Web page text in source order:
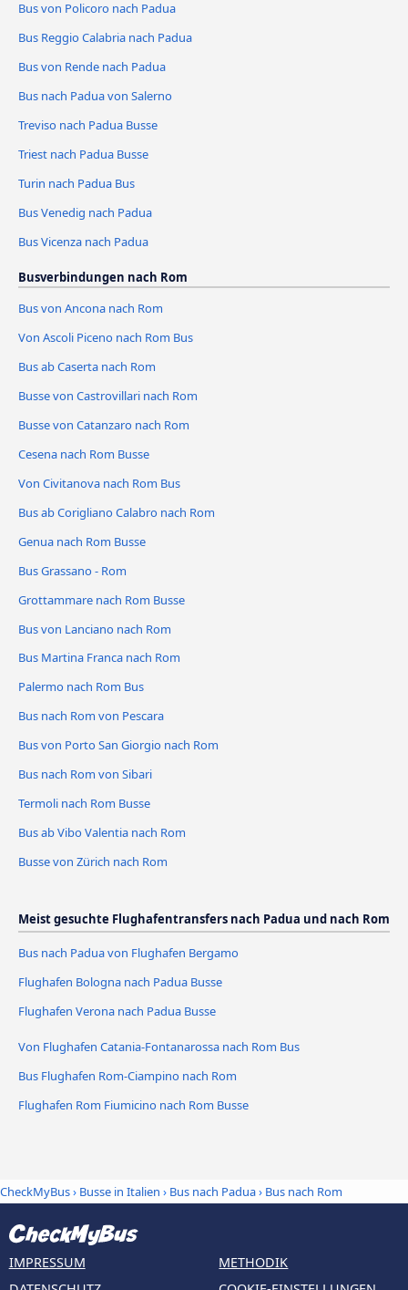
Bus von Policoro nach Padua
Bus Reggio Calabria nach Padua
Bus von Rende nach Padua
Bus nach Padua von Salerno
Treviso nach Padua Busse
Triest nach Padua Busse
Turin nach Padua Bus
Bus Venedig nach Padua
Bus Vicenza nach Padua
Busverbindungen nach Rom
Bus von Ancona nach Rom
Von Ascoli Piceno nach Rom Bus
Bus ab Caserta nach Rom
Busse von Castrovillari nach Rom
Busse von Catanzaro nach Rom
Cesena nach Rom Busse
Von Civitanova nach Rom Bus
Bus ab Corigliano Calabro nach Rom
Genua nach Rom Busse
Bus Grassano - Rom
Grottammare nach Rom Busse
Bus von Lanciano nach Rom
Bus Martina Franca nach Rom
Palermo nach Rom Bus
Bus nach Rom von Pescara
Bus von Porto San Giorgio nach Rom
Bus nach Rom von Sibari
Termoli nach Rom Busse
Bus ab Vibo Valentia nach Rom
Busse von Zürich nach Rom
Meist gesuchte Flughafentransfers nach Padua und nach Rom
Bus nach Padua von Flughafen Bergamo
Flughafen Bologna nach Padua Busse
Flughafen Verona nach Padua Busse
Von Flughafen Catania-Fontanarossa nach Rom Bus
Bus Flughafen Rom-Ciampino nach Rom
Flughafen Rom Fiumicino nach Rom Busse
CheckMyBus› Busse in Italien › Bus nach Padua› Bus nach Rom
IMPRESSUM
METHODIK